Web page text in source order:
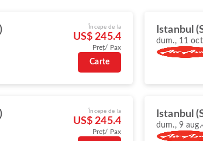
Începe de la
US$ 245.4
Preț/ Pax
Carte
Istanbul
dum., 11
Începe de la
US$ 245.4
Preț/ Pax
Istanbul
dum., 9 aug.